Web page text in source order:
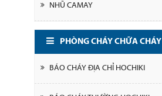
NHŨ CAMAY
PHÒNG CHÁY CHỮA CHÁY
BÁO CHÁY ĐỊA CHỈ HOCHIKI